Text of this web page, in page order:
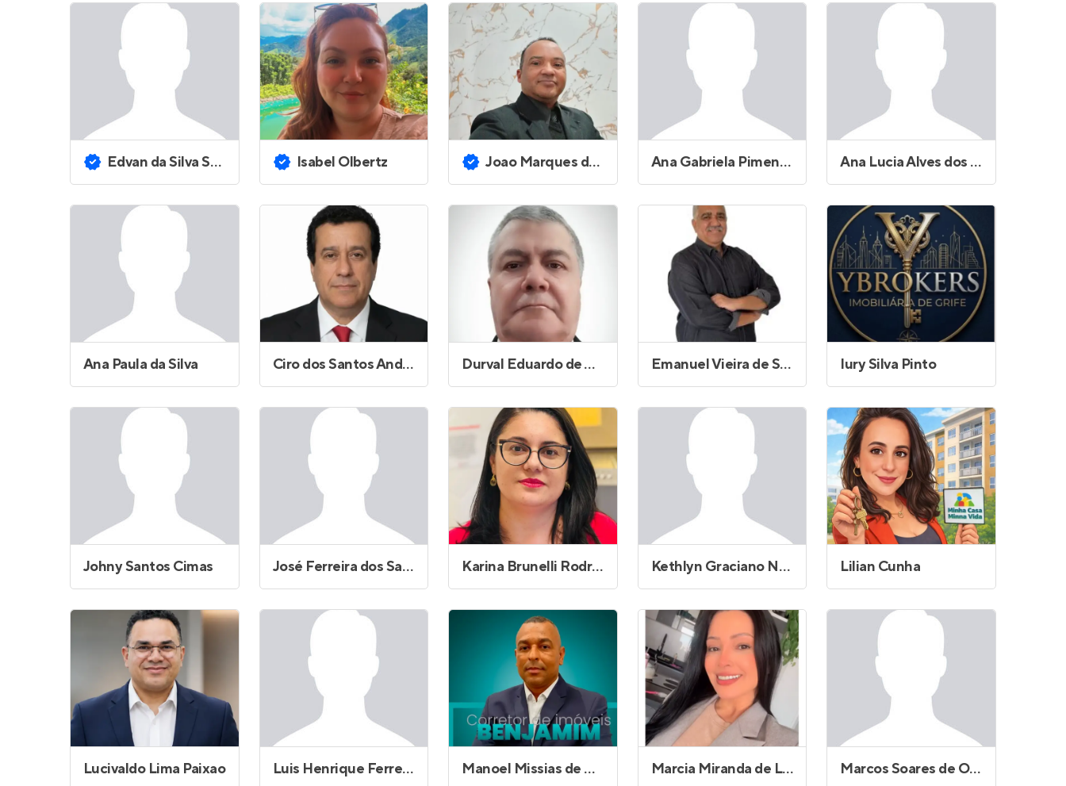
Entrar no Apto
Edvan da Silva Santos Isabel Olbertz Joao Marques dos Santos Junior Ana Gabriela Pimentel Ana Lucia Alves dos Santos
Ana Paula da Silva Ciro dos Santos Andrade Durval Eduardo de Araújo Emanuel Vieira de Souza Iury Silva Pinto
Johny Santos Cimas José Ferreira dos Santos Karina Brunelli Rodrigues da Silva Kethlyn Graciano Nascimento Lilian Cunha
Lucivaldo Lima Paixao Luis Henrique Ferreira Lopes Manoel Missias de Oliveira Filho Marcia Miranda de Lima e Lima Marcos Soares de Oliveira